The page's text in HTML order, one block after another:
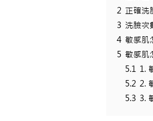
2 正確洗
3 洗臉次
4 敏感肌
5 敏感肌
5.1 1.
5.2 2.
5.3 3.